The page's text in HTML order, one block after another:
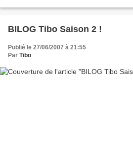
BILOG Tibo Saison 2 !
Publié le 27/06/2007 à 21:55
Par Tibo